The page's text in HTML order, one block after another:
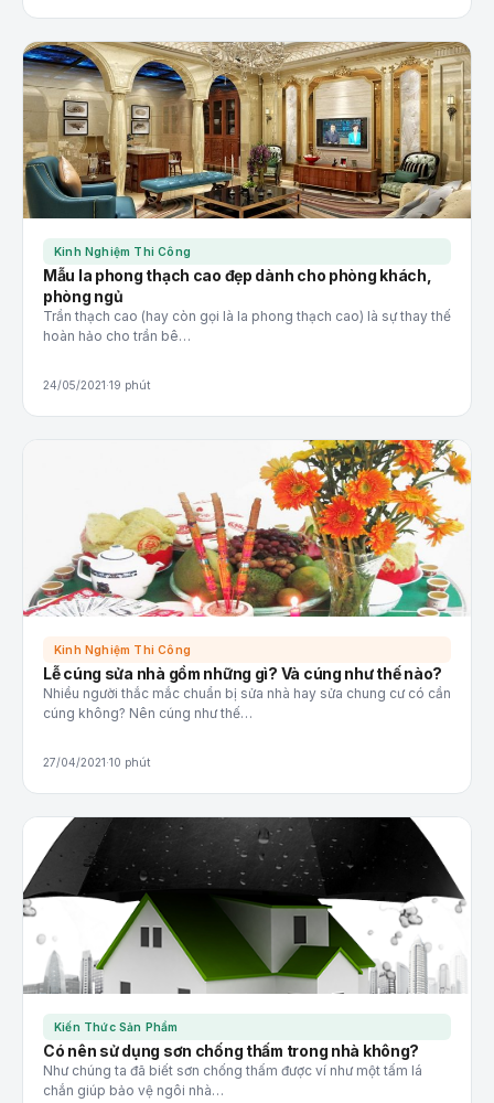
Kinh Nghiệm Thi Công
Mẫu la phong thạch cao đẹp dành cho phòng khách,
phòng ngủ
Trần thạch cao (hay còn gọi là la phong thạch cao) là sự thay thế
hoàn hảo cho trần bê…
24/05/2021·19 phút
Kinh Nghiệm Thi Công
Lễ cúng sửa nhà gồm những gì? Và cúng như thế nào?
Nhiều người thắc mắc chuẩn bị sửa nhà hay sửa chung cư có cần
cúng không? Nên cúng như thế…
27/04/2021·10 phút
Kiến Thức Sản Phẩm
Có nên sử dụng sơn chống thấm trong nhà không?
Như chúng ta đã biết sơn chống thấm được ví như một tấm lá
chắn giúp bảo vệ ngôi nhà…